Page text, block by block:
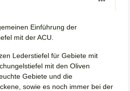
Einführung der
mit der ACU.
Lederstiefel für Gebiete mit
mit den Oliven
Gebiete und die
sowie es noch immer bei der